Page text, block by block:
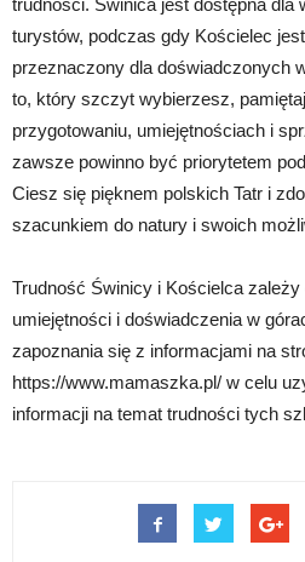
trudności. Świnica jest dostępna
turystów, podczas gdy Kościelec
przeznaczony dla doświadczonych
to, który szczyt wybierzesz,
przygotowaniu, umiejętnościach i
zawsze powinno być priorytetem
Ciesz się pięknem polskich Tatr i
szacunkiem do natury i swoich
Trudność Świnicy i Kościelca
umiejętności i doświadczenia w
zapoznania się z informacjami na
https://www.mamaszka.pl/ w celu
informacji na temat trudności tych